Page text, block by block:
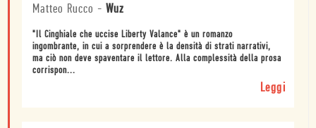
Matteo Rucco - Wuz
"Il Cinghiale che uccise Liberty Valance" è un romanzo
ingombrante, in cui a sorprendere è la densità di strati narrativi,
ma ciò non deve spaventare il lettore. Alla complessità della prosa
corrispon...
Leggi